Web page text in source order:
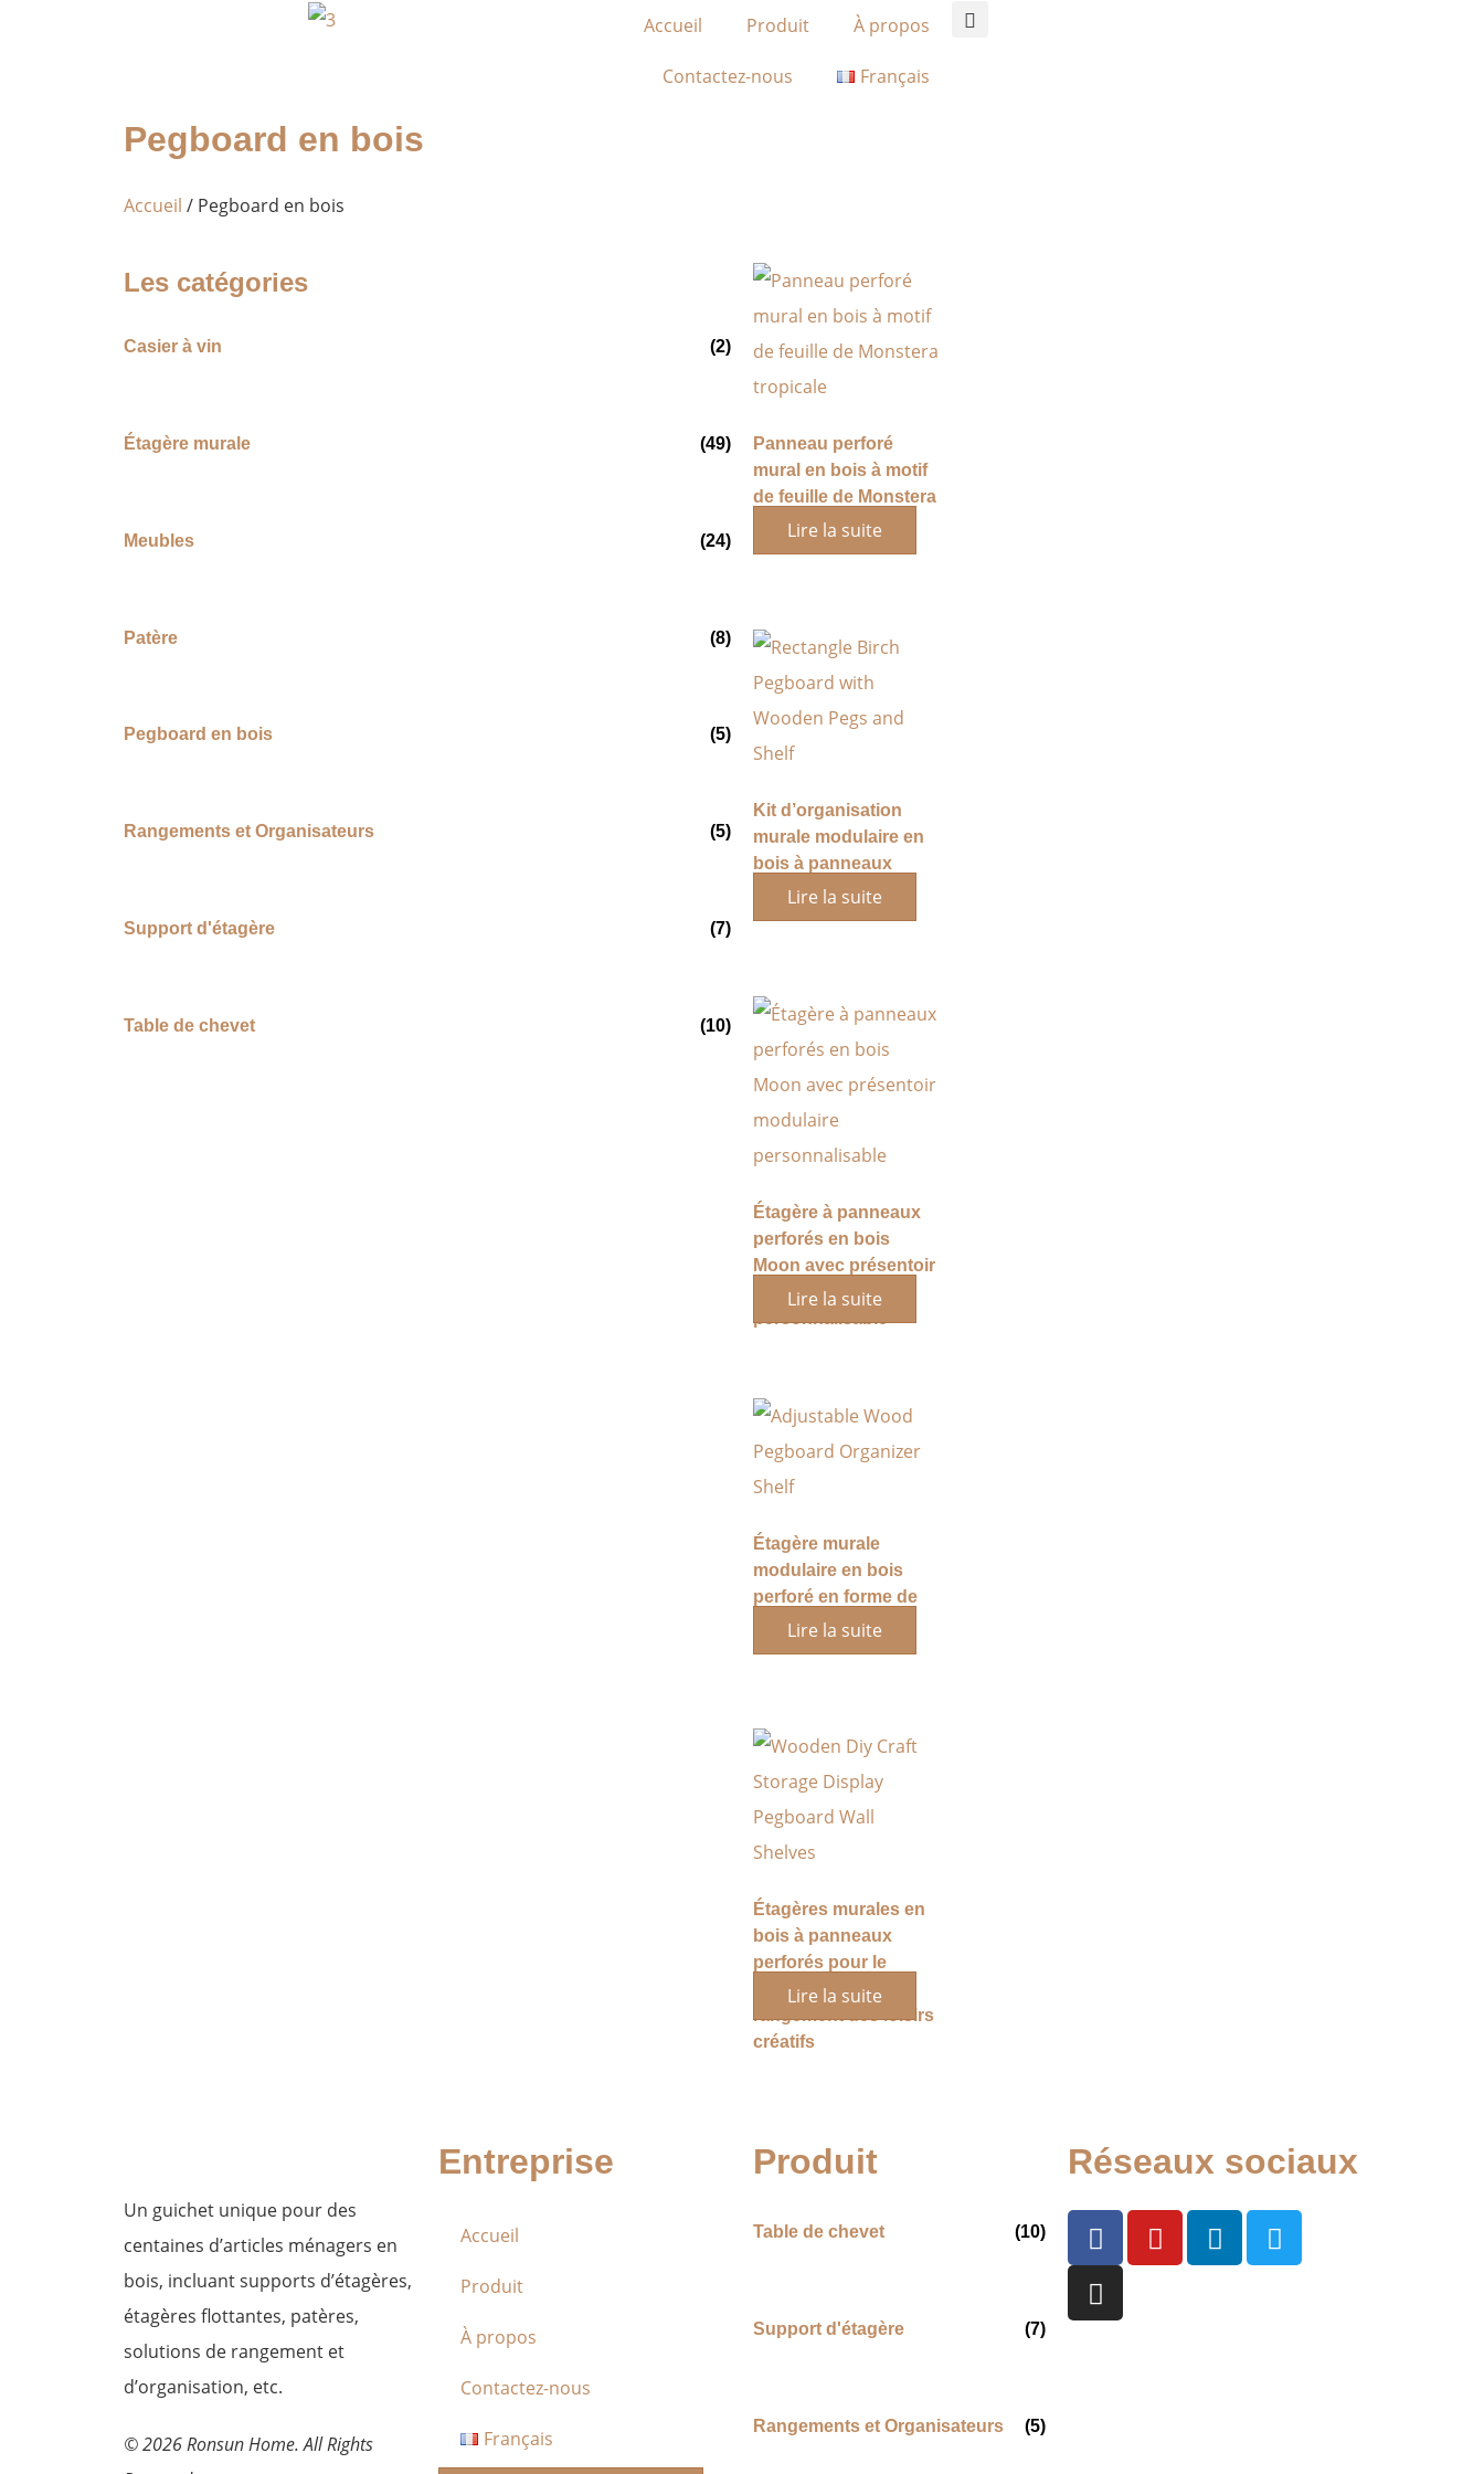
Accueil Produit À propos
Contactez-nous Français
Pegboard en bois
Accueil / Pegboard en bois
Les catégories
Casier à vin (2)
Étagère murale (49)
Meubles (24)
Patère (8)
Pegboard en bois (5)
Rangements et Organisateurs (5)
Support d'étagère (7)
Table de chevet (10)
Panneau perforé
mural en bois à motif
de feuille de Monstera
tropicale
Lire la suite
Kit d’organisation
murale modulaire en
bois à panneaux
perforésLire la suite
Étagère à panneaux
perforés en bois
Moon avec présentoir
modulaire
personnalisable
Lire la suite
Étagère murale
modulaire en bois
perforé en forme de
lapinLire la suite
Étagères murales en
bois à panneaux
perforés pour le
rangement et le
rangement des loisirs
créatifs
Lire la suite
Un guichet unique pour des
centaines d’articles ménagers en
bois, incluant supports d’étagères,
étagères flottantes, patères,
solutions de rangement et
d’organisation, etc.
© 2026 Ronsun Home. All Rights
Entreprise
Accueil
Produit
À propos
Contactez-nous
Français
Produit
Table de chevet (10)
Support d'étagère (7)
Rangements et Organisateurs (5)
Réseaux sociaux